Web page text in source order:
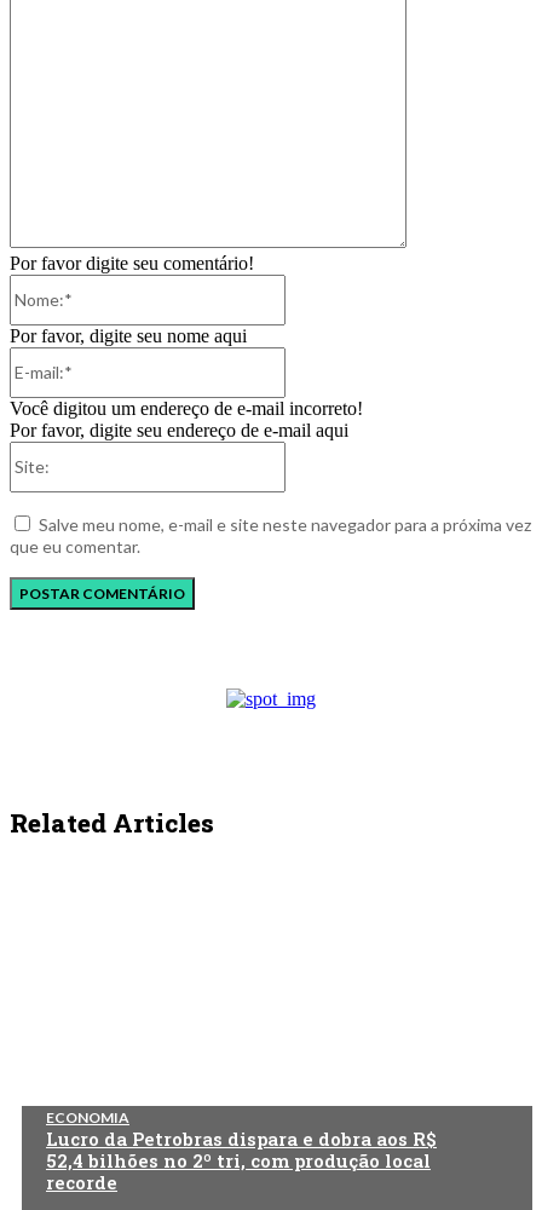
Por favor digite seu comentário!
Por favor, digite seu nome aqui
Você digitou um endereço de e-mail incorreto!
Por favor, digite seu endereço de e-mail aqui
Salve meu nome, e-mail e site neste navegador para a próxima vez
que eu comentar.
Related Articles
ECONOMIA
Lucro da Petrobras dispara e dobra aos R$
52,4 bilhões no 2º tri, com produção local
recorde